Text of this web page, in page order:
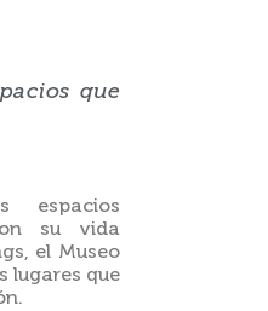
que
espacios
su vida
el Museo
lugares que